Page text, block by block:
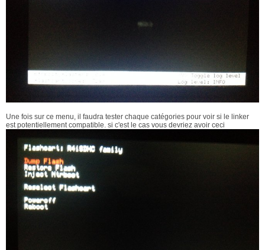
Une fois sur ce menu, il faudra tester chaque catégories pour voir si le linker
est potentiellement compatible. si c'est le cas vous devriez avoir ceci